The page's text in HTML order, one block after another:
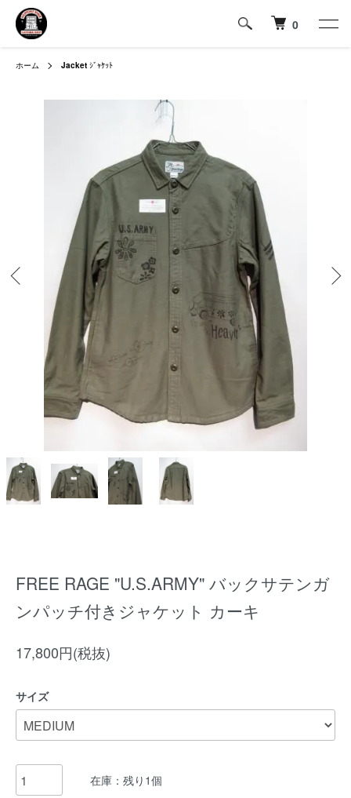
0
ホーム Jacket ｼﾞｬｹｯﾄ
FREE RAGE "U.S.ARMY" バックサテンガ
ンパッチ付きジャケット カーキ
17,800円(税抜)
サイズ
在庫：残り1個